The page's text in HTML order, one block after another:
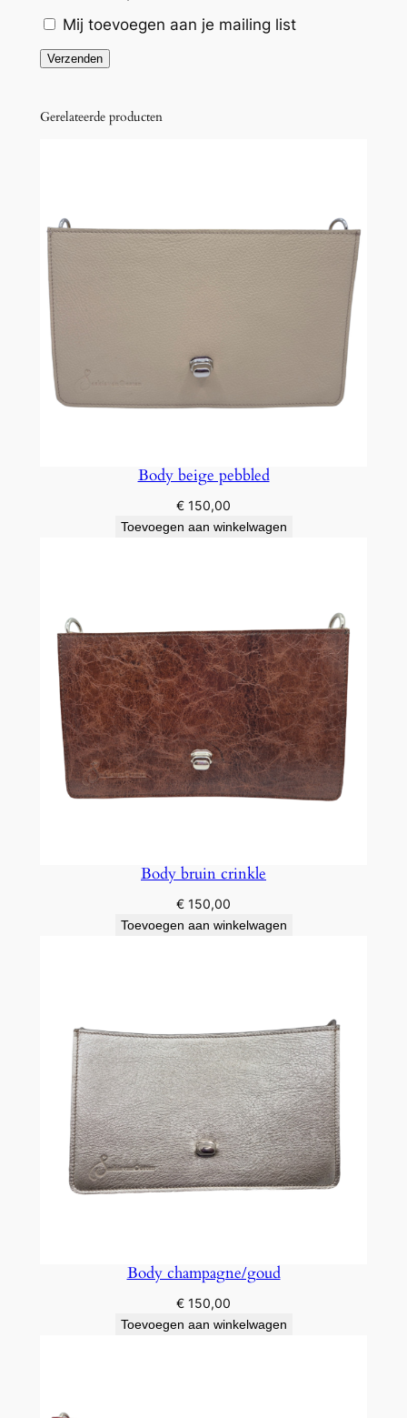
Mij toevoegen aan je mailing list
Gerelateerde producten
Body beige pebbled
€ 150,00
Toevoegen aan winkelwagen
Body bruin crinkle
€ 150,00
Toevoegen aan winkelwagen
Body champagne/goud
€ 150,00
Toevoegen aan winkelwagen